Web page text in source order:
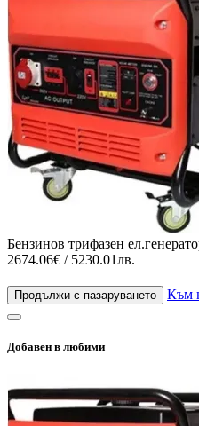
Бензинов трифазен
2674.06€ / 5230.01лв.
Продължи с пазаруването Към
Добавен в любими